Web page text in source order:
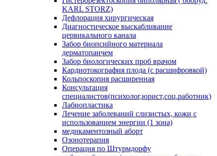
KARL STORZ)
Дефлорация хирургическая
Диагностическое выскабливание
цервикального канала
Забор биопсийного материала
дерматопанчем
Забор биологических проб врачом
Кардиотокография плода (с расшифровкой)
Кольпоскопия расширенная
Консультация
специалистов(психолог,юрист,соц.работник)
Лабиопластика
Лечение заболеваний слизистых, кожи с
использованием энергии (1 зона)
медикаментозный аборт
Озонотерапия
Операция по Штурмдорфу